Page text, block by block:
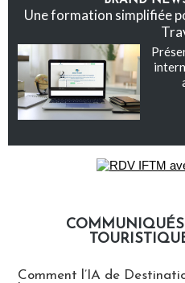
Une formation simplifiée
Comment l’IA de